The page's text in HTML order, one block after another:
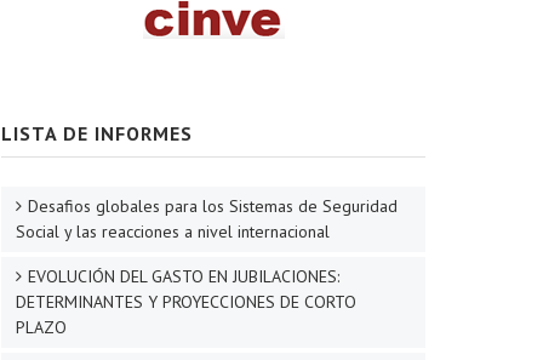
LISTA DE INFORMES
Desafios globales para los Sistemas de Seguridad
Social y las reacciones a nivel internacional
EVOLUCIÓN DEL GASTO EN JUBILACIONES:
DETERMINANTES Y PROYECCIONES DE CORTO
PLAZO